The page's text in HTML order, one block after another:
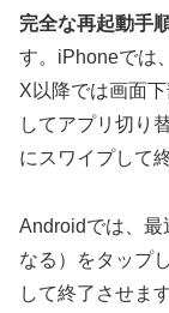
完全な再起動手
す。iPhoneでは
X以降では画面
してアプリ切り
にスワイプして
Androidでは、最
なる）をタップ
して終了させます